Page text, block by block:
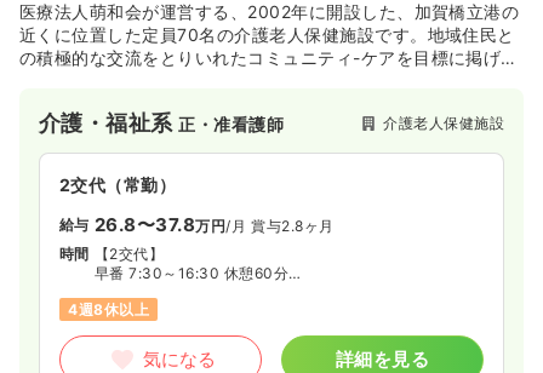
医療法人萌和会が運営する、2002年に開設した、加賀橋立港の
近くに位置した定員70名の介護老人保健施設です。地域住民と
の積極的な交流をとりいれたコミュニティ-ケアを目標に掲げ、
介護・福祉系正・准看護師 介護老人保健施設
2交代（常勤）
給与 26.8〜37.8万円/月 賞与2.8ヶ月
時間
【2交代】
早番 7:30～16:30 休憩60分
遅番 10:00～19:00 休憩60分
夜勤 16:30～翌9:30 休憩60分（月5～6回）
4週8休以上
気になる 詳細を見る